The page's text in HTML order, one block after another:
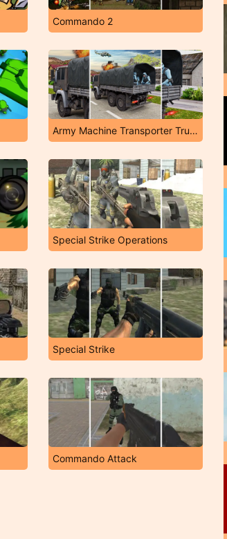
Commando 2
Army Machine Transporter Truck
Special Strike Operations
Special Strike
Commando Attack